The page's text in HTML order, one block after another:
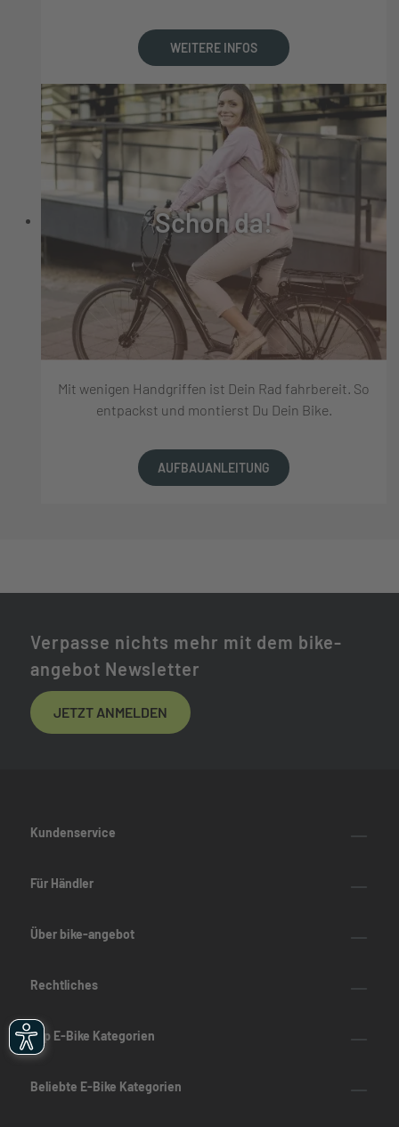
WEITERE INFOS
Schon da!
Mit wenigen Handgriffen ist Dein Rad fahrbereit. So
entpackst und montierst Du Dein Bike.
AUFBAUANLEITUNG
Verpasse nichts mehr mit dem bike-
angebot Newsletter
JETZT ANMELDEN
Kundenservice
Für Händler
Über bike-angebot
Rechtliches
Top E-Bike Kategorien
Beliebte E-Bike Kategorien